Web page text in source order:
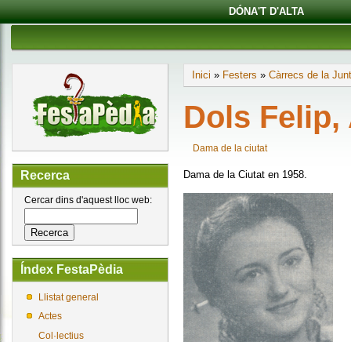
DÓNA'T D'ALTA
Recerca
Cercar dins d'aquest lloc web:
Índex FestaPèdia
Llistat general
Actes
Col·lectius
Inici » Festers » Càrrecs de la
Dols Felip,
Dama de la ciutat
Dama de la Ciutat en 1958.